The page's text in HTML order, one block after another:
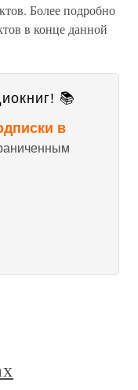
Более подробно
в конце данной
📚
в